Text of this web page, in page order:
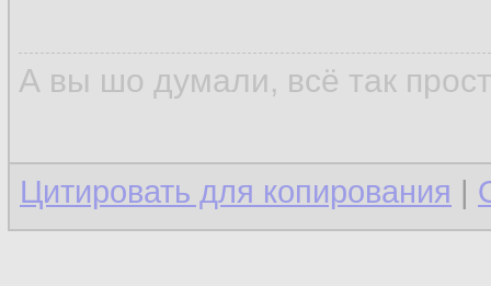
А вы шо думали, всё так
Цитировать для копирования |